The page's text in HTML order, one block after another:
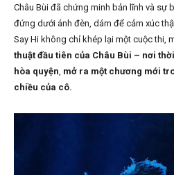
Châu Bùi đã chứng minh bản lĩnh và sự
đứng dưới ánh đèn, dám để cảm xúc
Say Hi không chỉ khép lại một cuộc thi,
thuật đầu tiên của Châu Bùi – nơi
hòa quyện, mở ra một chương mới
chiều của cô.